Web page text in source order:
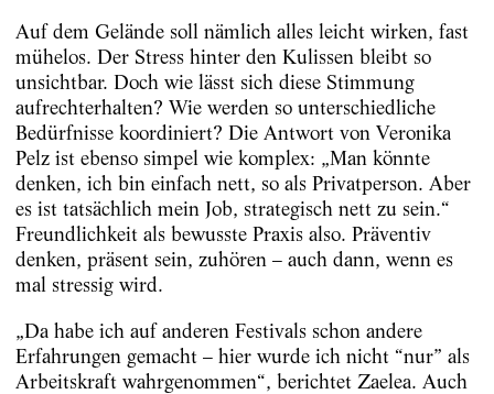
Auf dem Gelände soll nämlich alles leicht wirken, fast
mühelos. Der Stress hinter den Kulissen bleibt so
unsichtbar. Doch wie lässt sich diese Stimmung
aufrechterhalten? Wie werden so unterschiedliche
Bedürfnisse koordiniert? Die Antwort von Veronika
Pelz ist ebenso simpel wie komplex: „Man könnte
denken, ich bin einfach nett, so als Privatperson. Aber
es ist tatsächlich mein Job, strategisch nett zu sein.“
Freundlichkeit als bewusste Praxis also. Präventiv
denken, präsent sein, zuhören – auch dann, wenn es
mal stressig wird.
„Da habe ich auf anderen Festivals schon andere
Erfahrungen gemacht – hier wurde ich nicht “nur” als
Arbeitskraft wahrgenommen“, berichtet Zaelea. Auch